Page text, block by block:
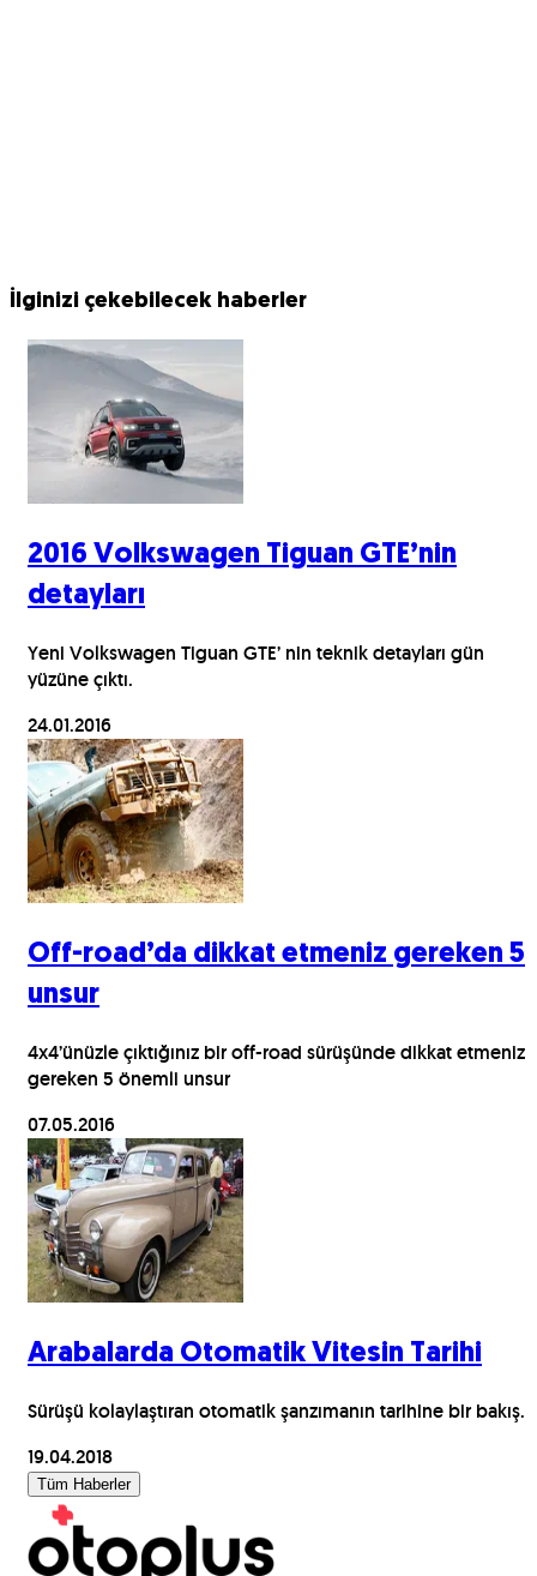
İlginizi çekebilecek haberler
2016 Volkswagen Tiguan GTE’nin
detayları
Yeni Volkswagen Tiguan GTE’ nin teknik detayları gün
yüzüne çıktı.
24.01.2016
Off-road’da dikkat etmeniz gereken 5
unsur
4x4’ünüzle çıktığınız bir off-road sürüşünde dikkat etmeniz
gereken 5 önemli unsur
07.05.2016
Arabalarda Otomatik Vitesin Tarihi
Sürüşü kolaylaştıran otomatik şanzımanın tarihine bir bakış.
19.04.2018
Tüm Haberler